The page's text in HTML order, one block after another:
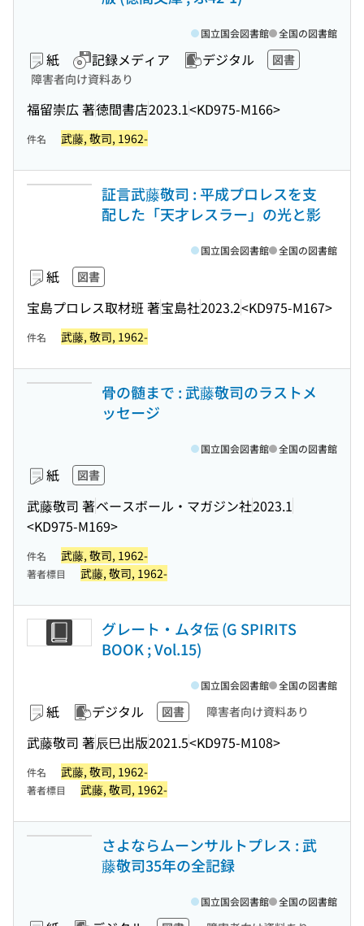
紙 記録メディア デジタル
図書
障害者向け資料あり
福留崇広 著徳間書店2023.1<KD975-M166>
国立国会図書館 全国の図書館
件名 武藤, 敬司, 1962-
証言武藤敬司 : 平成プロレスを支
配した「天才レスラー」の光と影
紙 図書
宝島プロレス取材班 著宝島社2023.2<KD975-M167>
国立国会図書館 全国の図書館
件名 武藤, 敬司, 1962-
骨の髄まで : 武藤敬司のラストメ
ッセージ
紙 図書
武藤敬司 著ベースボール・マガジン社2023.1
<KD975-M169>
国立国会図書館 全国の図書館
件名 武藤, 敬司, 1962-
著者標目 武藤, 敬司, 1962-
グレート・ムタ伝 (G SPIRITS
BOOK ; Vol.15)
紙 デジタル 図書 障害者向け資料あり
武藤敬司 著辰巳出版2021.5<KD975-M108>
国立国会図書館 全国の図書館
件名 武藤, 敬司, 1962-
著者標目 武藤, 敬司, 1962-
さよならムーンサルトプレス : 武
藤敬司35年の全記録
国立国会図書館 全国の図書館